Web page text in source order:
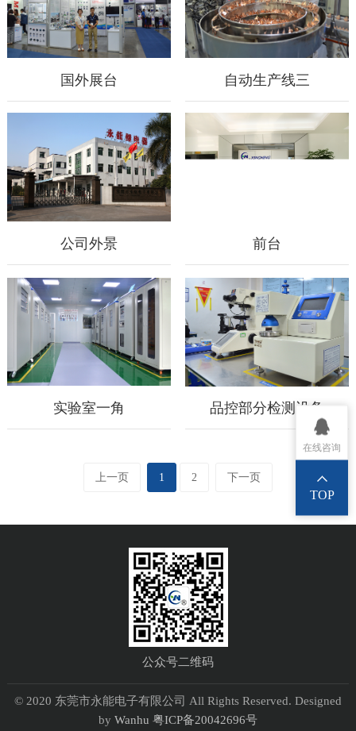
国外展台 自动生产线三
公司外景 前台
实验室一角 品控部分检测设备
上一页 1 2 下一页
公众号二维码
© 2020 东莞市永能电子有限公司 All Rights Reserved. Designed
by Wanhu 粤ICP备20042696号
在线咨询
TOP